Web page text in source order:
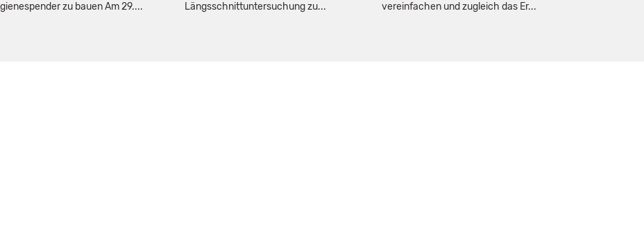
zu bauen Am 29....
Längsschnittuntersuchung zu...
vereinfachen und zugleich das Er...